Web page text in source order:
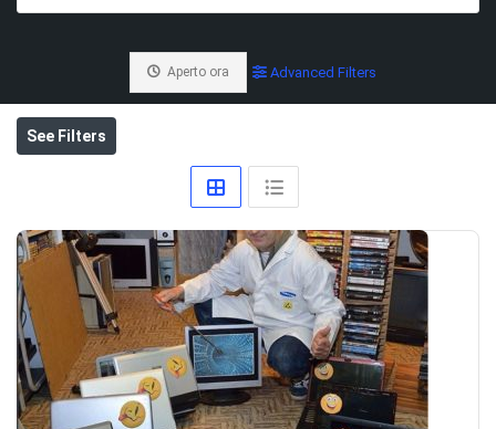
Aperto ora Advanced Filters
See Filters